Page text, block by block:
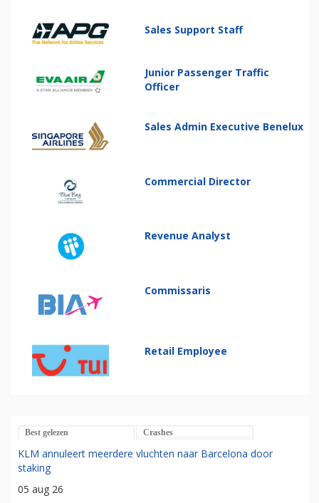
Sales Support Staff
Junior Passenger Traffic
Officer
Sales Admin Executive Benelux
Commercial Director
Revenue Analyst
Commissaris
Retail Employee
Best gelezen Crashes
KLM annuleert meerdere vluchten naar Barcelona door
staking
05 aug 26